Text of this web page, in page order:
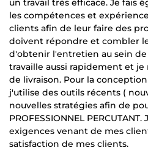
un travail très efficace. Je fais
les compétences et
clients afin de leur faire des
doivent répondre et combler
d'obtenir l'entretien au sein de
travaille aussi rapidement et
de livraison. Pour la conception
j'utilise des outils récents (
nouvelles stratégies afin de
PROFESSIONNEL
exigences venant de mes
satisfaction de mes clients.